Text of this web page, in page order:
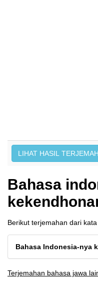
Bahasa
Berikut terjemahan dari kata
Bahasa Indonesia-nya
Terjemahan bahasa jawa